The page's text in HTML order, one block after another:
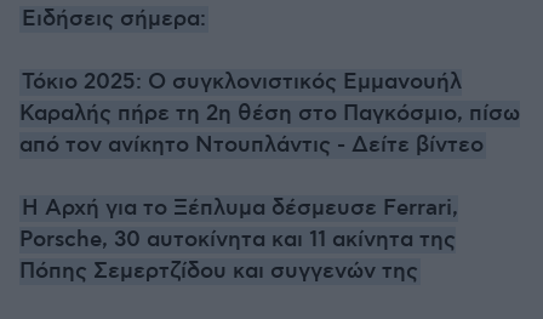
Ειδήσεις σήμερα:
Τόκιο 2025: Ο συγκλονιστικός Εμμανουήλ
Καραλής πήρε τη 2η θέση στο Παγκόσμιο, πίσω
από τον ανίκητο Ντουπλάντις - Δείτε βίντεο
Η Αρχή για το Ξέπλυμα δέσμευσε Ferrari,
Porsche, 30 αυτοκίνητα και 11 ακίνητα της
Πόπης Σεμερτζίδου και συγγενών της